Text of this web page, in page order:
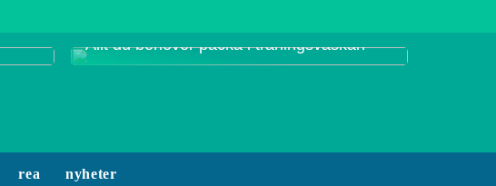
Allt du behöver packa i träningsväskan
rea nyheter